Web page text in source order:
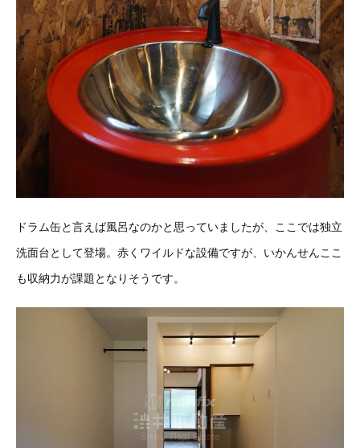
ドラム缶と言えば風呂なのかと思っていましたが、ここでは独立
洗面台として登場。赤くワイルドな設備ですが、いかんせんここ
も収納力が課題となりそうです。